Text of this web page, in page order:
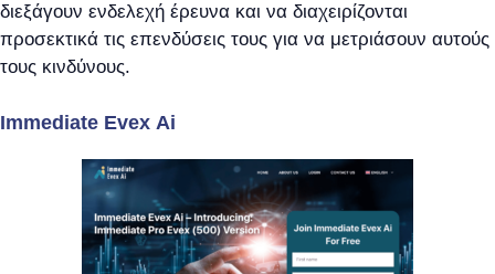
διεξάγουν ενδελεχή έρευνα και να διαχειρίζονται
προσεκτικά τις επενδύσεις τους για να μετριάσουν αυτούς
τους κινδύνους.
Immediate Evex Ai